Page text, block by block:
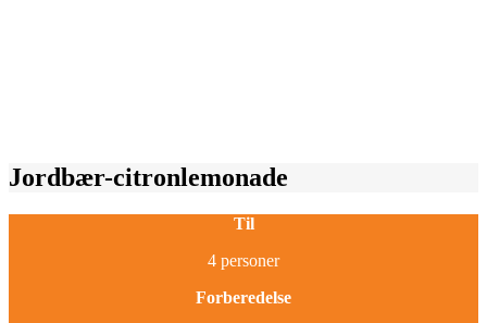
Jordbær-citronlemonade
Til
4 personer
Forberedelse